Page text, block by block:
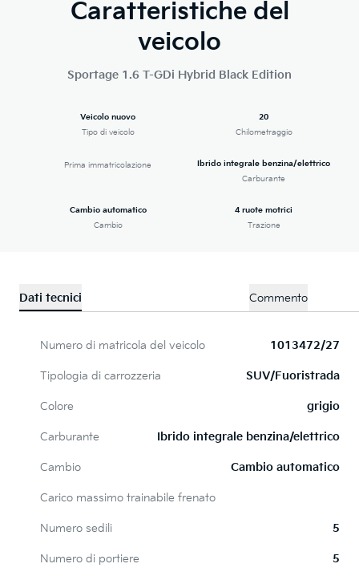
Caratteristiche del
veicolo
Sportage 1.6 T-GDi Hybrid Black Edition
Veicolo nuovo
Tipo di veicolo
20
Chilometraggio
Prima immatricolazione
Ibrido integrale benzina/elettrico
Carburante
Cambio automatico
Cambio
4 ruote motrici
Trazione
Dati tecnici Commento
Numero di matricola del veicolo 1013472/27
Tipologia di carrozzeria SUV/Fuoristrada
Colore grigio
Carburante Ibrido integrale benzina/elettrico
Cambio Cambio automatico
Carico massimo trainabile frenato
Numero sedili 5
Numero di portiere 5